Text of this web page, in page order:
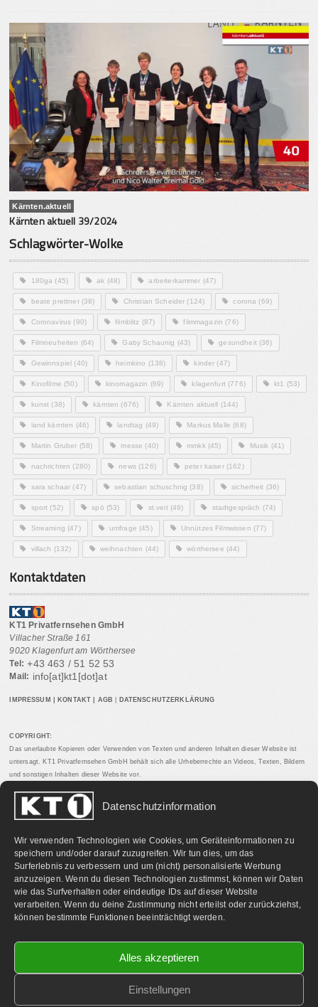
Datenschutzinformation
Wir verwenden Technologien wie Cookies, um Geräteinformationen zu
speichern und/oder darauf zuzugreifen. Wir tun dies, um das
Surferlebnis zu verbessern und um (nicht) personalisierte Werbung
anzuzeigen. Wenn du diesen Technologien zustimmst, können wir Daten
wie das Surfverhalten oder eindeutige IDs auf dieser Website
verarbeiten. Wenn du deine Zustimmung nicht erteilst oder zurückziehst,
können bestimmte Funktionen beeinträchtigt werden.
Alles akzeptieren
Einstellungen
Kärnten.aktuell
Kärnten aktuell 39/2024
Schlagwörter-Wolke
180ga (45) ak (48) arbeiterkammer (47)
beate prettner(38) Christian Scheider (124) corona (69)
Coronavirus (90) filmblitz (87) filmmagazin (76)
Filmneuheiten (64) Gaby Schaunig (43) gesundheit(36)
Gewinnspiel (40) heimkino (138) kinder (47)
Kinofilme (50) kinomagazin (69) klagenfurt(776) kt1 (53)
kunst (38) kärnten (676) Kärnten aktuell (144)
land kärnten (46) landtag (49) Markus Malle (68)
Martin Gruber (58) messe (40) mmkk(45) Musik (41)
nachrichten (280) news(126) peter kaiser(162)
sara schaar (47) sebastian schuschnig (38) sicherheit (36)
sport (52) spö (53) st.veit(49) stadtgespräch (74)
Streaming (47) umfrage (45) Unnützes Filmwissen (77)
villach (132) weihnachten (44) wörthersee (44)
Kontaktdaten
KT1 Privatfernsehen GmbH
Villacher Straße 161
9020 Klagenfurt am Wörthersee
Tel: +43 463 / 51 52 53
Mail: info[at]kt1[dot]at
IMPRESSUM KONTAKT AGB DATENSCHUTZERKLÄRUNG
COPYRIGHT:
Das unerlaubte Kopieren oder Verwenden von Texten und anderen Inhalten dieser Website ist
untersagt. KT1 Privatfernsehen GmbH behält sich alle Urheberrechte an Videos, Texten, Bildern
und sonstigen Inhalten dieser Website vor.
PARTNERLINKS:
2026 KT1 Privatfernsehen - Alle Rechte vorbehalten.